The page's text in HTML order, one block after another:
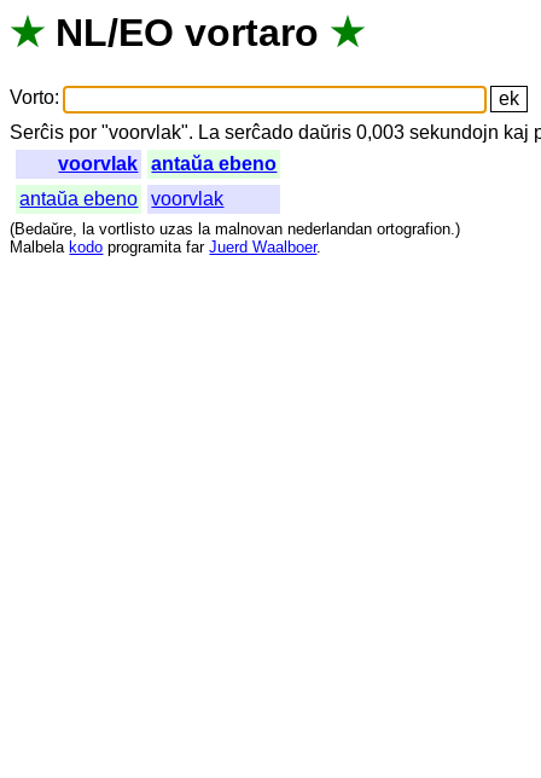
★ NL/EO vortaro ★
Vorto:
Serĉis por "voorvlak". La serĉado daŭris 0,003sekundojn kaj
voorvlak
antaŭa ebeno
antaŭa ebeno
voorvlak
(Bedaŭre, la vortlisto uzas la malnovan nederlandan ortografion.)
Malbela kodo programita far Juerd Waalboer.